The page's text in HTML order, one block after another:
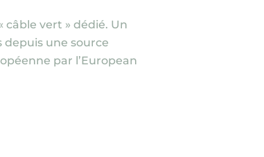
Personnalisez vos Options
câble vert » dédié. Un
depuis une source
par l’European